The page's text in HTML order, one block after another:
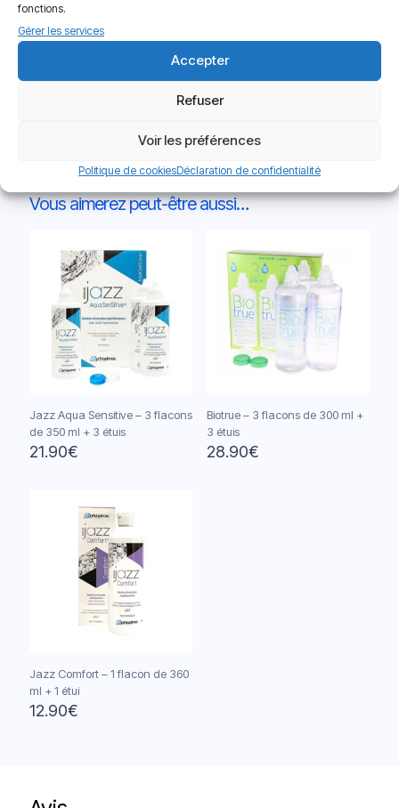
fonctions.
Gérer les services
Accepter
Refuser
Voir les préférences
Politique de cookiesDéclaration de confidentialité
Précaution d’emploi : Lire attentivement la notice
d’utilisation. Toujours se laver les mains avant chaque
manipulation. Respectez attentivement les indications
d’entretien et les cycles de remplacement de vos lentilles.
Vous aimerez peut-être aussi…
Jazz Aqua Sensitive – 3 flacons
de 350 ml + 3 étuis
21.90€
Biotrue – 3 flacons de 300 ml +
3 étuis
28.90€
Jazz Comfort – 1 flacon de 360
ml + 1 étui
12.90€